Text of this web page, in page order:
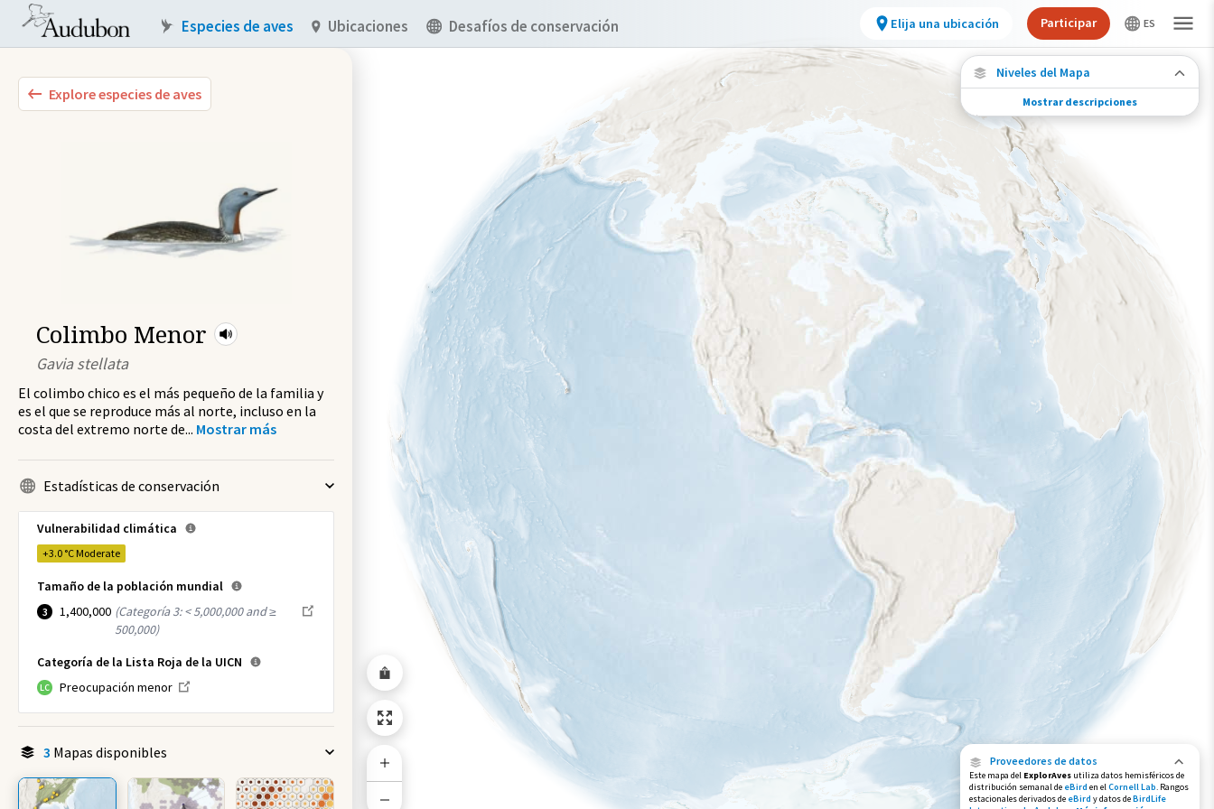
Explore especies de aves
Colimbo Menor
Gavia stellata
El colimbo chico es el más pequeño de la familia y
es el que se reproduce más al norte, incluso en la
costa del extremo norte de... Mostrar más
Estadísticas de conservación
Vulnerabilidad climática
+3.0 °C Moderate
Tamaño de la población mundial
3 1,400,000 (Categoría 3: < 5,000,000 and ≥
500,000)
Categoría de la Lista Roja de la UICN
LC Preocupación menor
3 Mapas disponibles Proveedores de datos
Este mapa del ExplorAves utiliza datos hemisféricos de
distribución semanal de eBird en elCornell Lab. Rangos
estacionales derivados de eBird y datos deBirdLife
Niveles del Mapa
Migración de especies
Vea dónde viaja esta especie durante todo el
Ave monitoreada
individualmente (alta
precisión)
Viaje de un pájaro rastreado
Abundancia de esta especie
Muy bajo Bajo Moderada
Gama de especies por estación
Rango de invierno
Rango a lo largo del año
Mostrar descripciones
Especies de aves Ubicaciones Desafíos de conservación Elija una ubicación Participar